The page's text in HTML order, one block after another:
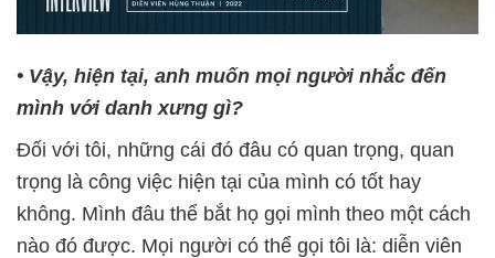
• Vậy, hiện tại, anh muốn mọi người nhắc đến
mình với danh xưng gì?
Đối với tôi, những cái đó đâu có quan trọng, quan
trọng là công việc hiện tại của mình có tốt hay
không. Mình đâu thể bắt họ gọi mình theo một cách
nào đó được. Mọi người có thể gọi tôi là: diễn viên